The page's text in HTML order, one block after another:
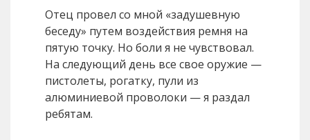
Отец провел со мной «задушевную
беседу» путем воздействия ремня на
пятую точку. Но боли я не чувствовал.
На следующий день все свое оружие —
пистолеты, рогатку, пули из
алюминиевой проволоки — я раздал
ребятам.